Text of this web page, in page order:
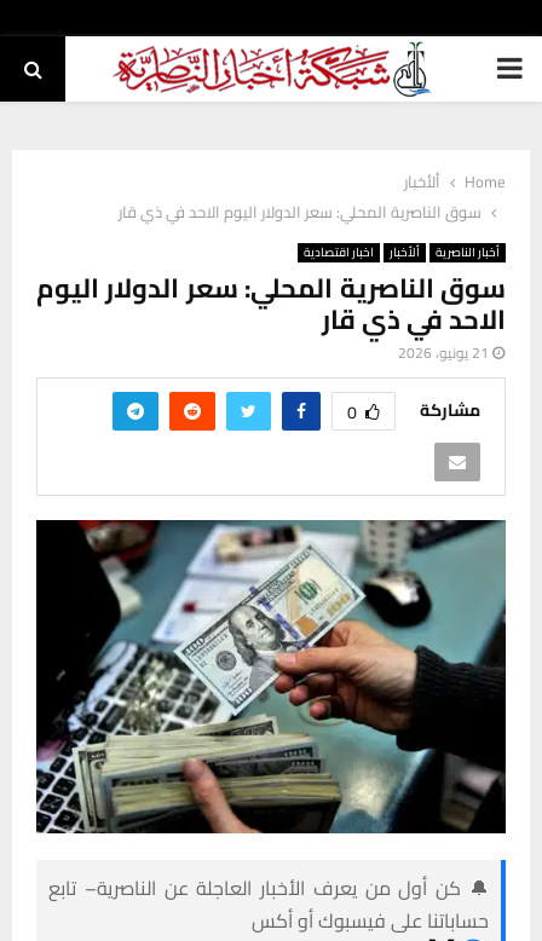
PRIMARY
Home
ألأخبار
سوق الناصرية المحلي: سعر الدولار اليوم الاحد في ذي قار
أخبار الناصرية ألأخبار اخبار اقتصادية
سوق الناصرية المحلي: سعر الدولار اليوم
الاحد في ذي قار
21 يونيو، 2026
مشاركة 0
🔔 كن أول من يعرف الأخبار العاجلة عن الناصرية– تابع
حساباتنا على فيسبوك أو أكس